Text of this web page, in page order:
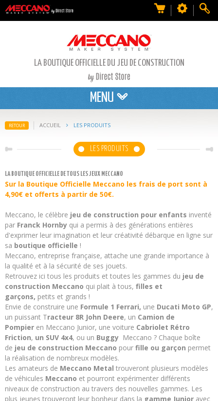
LA BOUTIQUE OFFICIELLE DU JEU DE CONSTRUCTION
MENU
RETOUR ACCUEIL LES PRODUITS
LES PRODUITS
LA BOUTIQUE OFFICIELLE DE TOUS LES JEUX MECCANO
Sur la Boutique Officielle Meccano les frais de port sont à
4,90€ et offerts à partir de 50€.
Meccano, le célèbre jeu de construction pour enfants inventé
par Franck Hornby qui a permis à des générations entières
d'exprimer leur imagination et leur créativité débarque en ligne sur
sa boutique officielle !
Meccano, entreprise française, attache une grande importance à
la qualité et à la sécurité de ses jouets.
Retrouvez ici tous les produits et toutes les gammes du jeu de
construction Meccano qui plait à tous, filles et
garçons, petits et grands !
Envie de construire une Formule 1 Ferrari, une Ducati Moto GP,
un puissant Tracteur 8R John Deere, un Camion de
Pompier en Meccano Junior, une voiture Cabriolet Rétro
Friction, un SUV 4x4, ou un Buggy Meccano ? Chaque boîte
de jeu de construction Meccano pour fille ou garçon permet
la réalisation de nombreux modèles.
Les amateurs de Meccano Metal trouveront plusieurs modèles
de véhicules Meccano et pourront expérimenter différents
niveaux de construction au travers des nouvelles gammes. Les
plus jeunes trouveront leur bonheur dans la gamme Junior avec